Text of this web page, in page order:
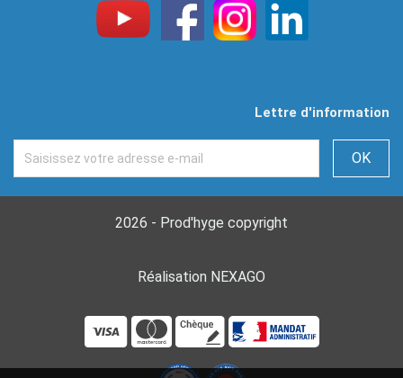
Lettre d'information
2026 - Prod'hyge copyright
Réalisation NEXAGO